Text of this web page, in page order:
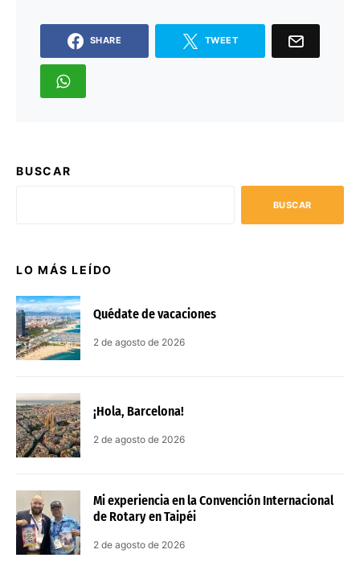
SHARE TWEET
BUSCAR
BUSCAR
LO MÁS LEÍDO
Quédate de vacaciones
2 de agosto de 2026
¡Hola, Barcelona!
2 de agosto de 2026
Mi experiencia en la Convención Internacional
de Rotary en Taipéi
2 de agosto de 2026